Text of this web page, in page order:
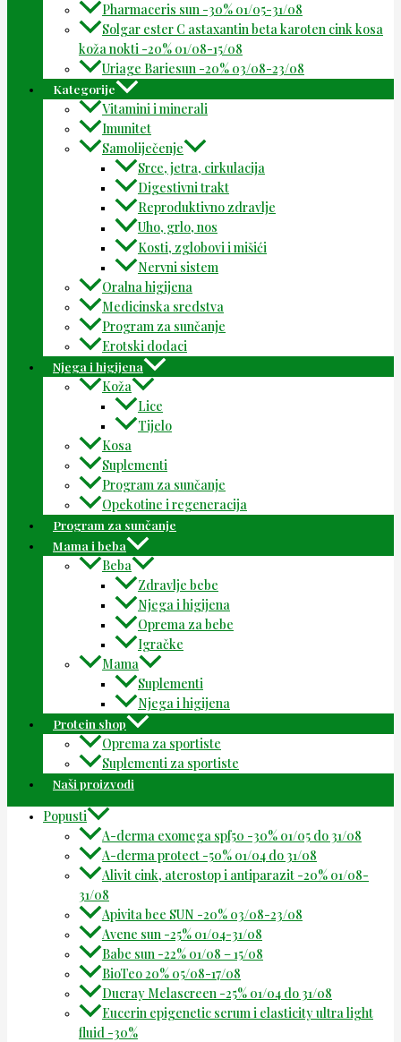
Pharmaceris sun -30% 01/05-31/08
Solgar ester C astaxantin beta karoten cink kosa
koža nokti -20% 01/08-15/08
Uriage Bariesun -20% 03/08-23/08
Kategorije
Vitamini i minerali
Imunitet
Samoliječenje
Srce, jetra, cirkulacija
Digestivni trakt
Reproduktivno zdravlje
Uho, grlo, nos
Kosti, zglobovi i mišići
Nervni sistem
Oralna higijena
Medicinska sredstva
Program za sunčanje
Erotski dodaci
Njega i higijena
Koža
Lice
Tijelo
Kosa
Suplementi
Program za sunčanje
Opekotine i regeneracija
Program za sunčanje
Mama i beba
Beba
Zdravlje bebe
Njega i higijena
Oprema za bebe
Igračke
Mama
Suplementi
Njega i higijena
Protein shop
Oprema za sportiste
Suplementi za sportiste
Naši proizvodi
Popusti
A-derma exomega spf50 -30% 01/05 do 31/08
A-derma protect -50% 01/04 do 31/08
Alivit cink, aterostop i antiparazit -20% 01/08-
31/08
Apivita bee SUN -20% 03/08-23/08
Avene sun -25% 01/04-31/08
Babe sun -22% 01/08 – 15/08
BioTeo 20% 05/08-17/08
Ducray Melascreen -25% 01/04 do 31/08
Eucerin epigenetic serum i elasticity ultra light
fluid -30%